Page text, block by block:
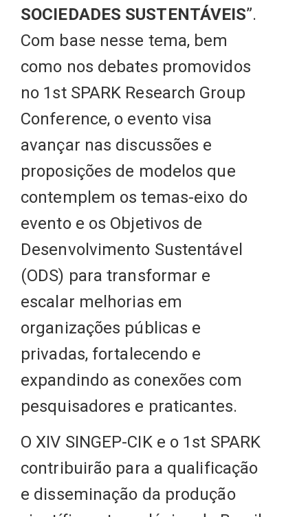
SOCIEDADES SUSTENTÁVEIS”.
Com base nesse tema, bem
como nos debates promovidos
no 1st SPARK Research Group
Conference, o evento visa
avançar nas discussões e
proposições de modelos que
contemplem os temas-eixo do
evento e os Objetivos de
Desenvolvimento Sustentável
(ODS) para transformar e
escalar melhorias em
organizações públicas e
privadas, fortalecendo e
expandindo as conexões com
pesquisadores e praticantes.
O XIV SINGEP-CIK e o 1st SPARK
contribuirão para a qualificação
e disseminação da produção